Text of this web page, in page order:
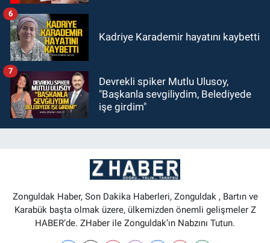
Kadriye Karademir hayatını kaybetti
6
Devrekli spiker Mutlu Ulusoy,
"Başkanla sevgiliydim, Belediyede
işe girdim"
7
Zonguldak Haber, Son Dakika Haberleri, Zonguldak , Bartın ve
Karabük başta olmak üzere, ülkemizden önemli gelişmeler Z
HABER’de. ZHaber ile Zonguldak’ın Nabzını Tutun.